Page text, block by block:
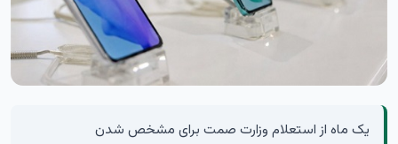
یک ماه از استعلام وزارت صمت برای مشخص شدن